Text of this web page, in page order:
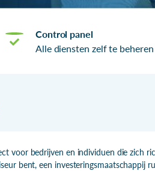
Control panel
Alle diensten zelf te beheren
voor bedrijven en individuen die zich
bent, een investeringsmaatschappij